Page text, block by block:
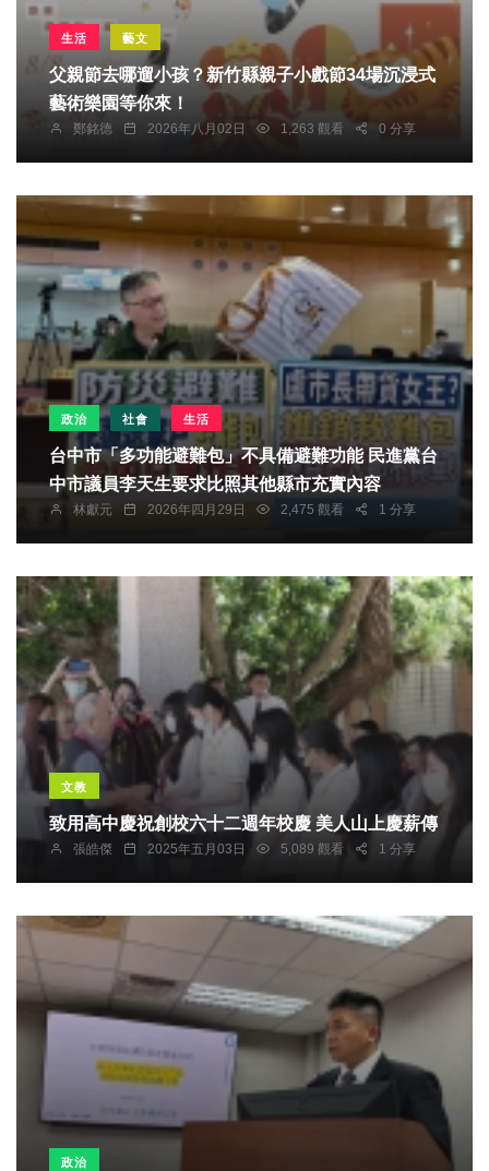
生活 藝文
父親節去哪遛小孩？新竹縣親子小戲節34場沉浸式
藝術樂園等你來！
鄭銘德 2026年八月02日 1,263 觀看 0 分享
政治 社會 生活
台中市「多功能避難包」不具備避難功能 民進黨台
中市議員李天生要求比照其他縣市充實內容
林獻元 2026年四月29日 2,475 觀看 1 分享
文教
致用高中慶祝創校六十二週年校慶 美人山上慶薪傳
張皓傑 2025年五月03日 5,089 觀看 1 分享
政治